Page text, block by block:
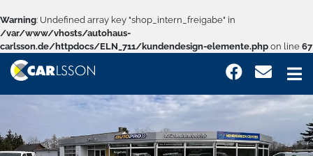
Warning: Undefined array key "shop_intern_freigabe" in
/var/www/vhosts/autohaus-
carlsson.de/httpdocs/ELN_711/kundendesign-elemente.php on line 67